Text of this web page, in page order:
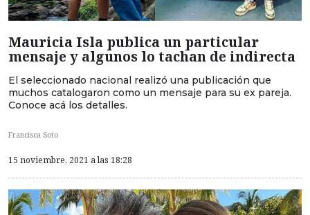
Mauricia Isla publica un particular
mensaje y algunos lo tachan de indirecta
El seleccionado nacional realizó una publicación que
muchos catalogaron como un mensaje para su ex pareja.
Conoce acá los detalles.
Francisca Soto
15 noviembre, 2021 a las 18:28